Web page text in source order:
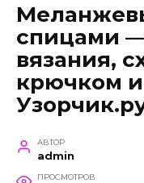
спицами
вязания,
крючком
АВТОР
admin
ПРОСМОТРОВ